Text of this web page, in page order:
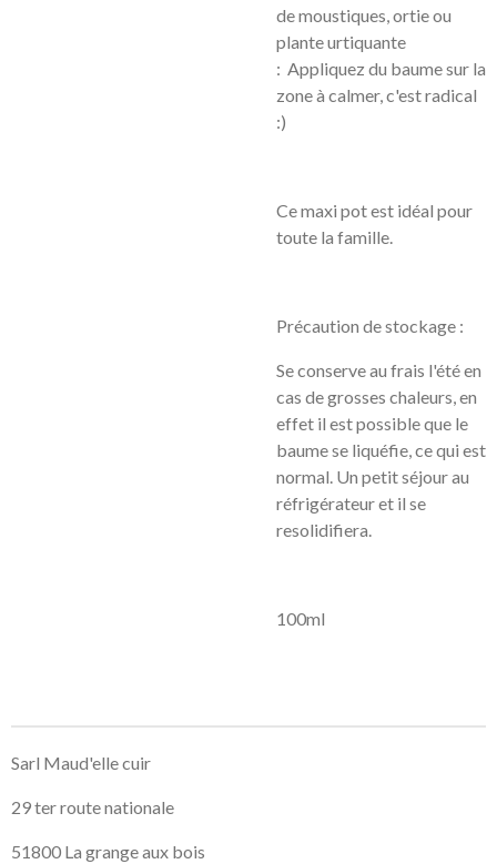
de moustiques, ortie ou
plante urtiquante
: Appliquez du baume sur la
zone à calmer, c'est radical
:)
Ce maxi pot est idéal pour
toute la famille.
Précaution de stockage :
Se conserve au frais l'été en
cas de grosses chaleurs, en
effet il est possible que le
baume se liquéfie, ce qui est
normal. Un petit séjour au
réfrigérateur et il se
resolidifiera.
100ml
Sarl Maud'elle cuir
29 ter route nationale
51800 La grange aux bois